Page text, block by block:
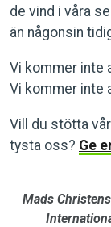
de vind i våra
än någonsin
Vi kommer inte
Vi kommer inte
Vill du stötta
tysta oss? Ge
Mads